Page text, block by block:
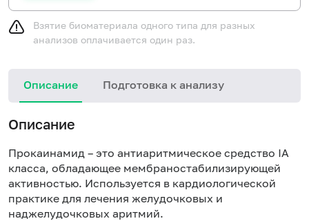
Взятие биоматериала одного типа для разных
анализов оплачивается один раз.
Описание Подготовка к анализу
Описание
Прокаинамид – это антиаритмическое средство IA
класса, обладающее мембраностабилизирующей
активностью. Используется в кардиологической
практике для лечения желудочковых и
наджелудочковых аритмий.